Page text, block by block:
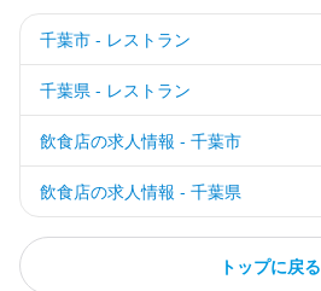
千葉市 - レストラン
千葉県 - レストラン
飲食店の求人情報 - 千葉市
飲食店の求人情報 - 千葉県
トップに戻る